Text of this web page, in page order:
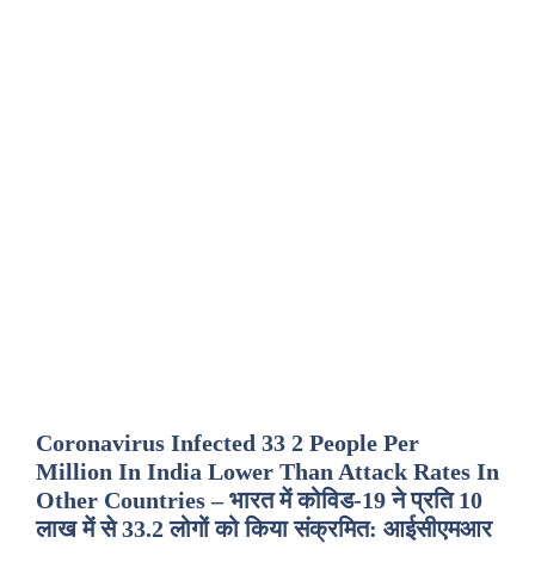
Coronavirus Infected 33 2 People Per
Million In India Lower Than Attack Rates In
Other Countries – भारत में कोविड-19 ने प्रति 10
लाख में से 33.2 लोगों को किया संक्रमित: आईसीएमआर